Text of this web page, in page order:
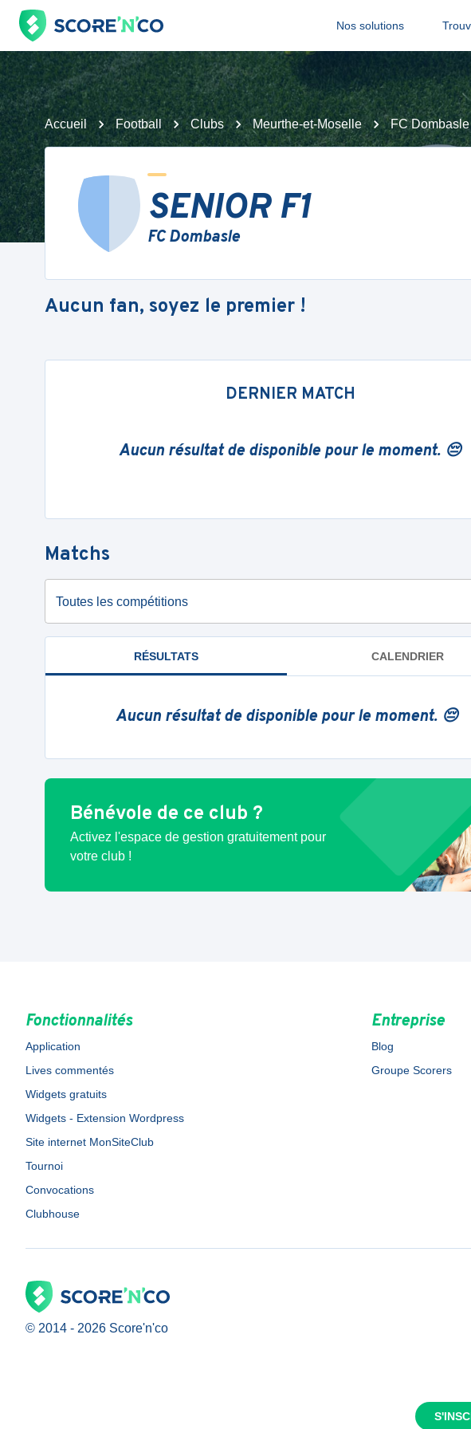
Nos solutions
Accueil Football Clubs Meurthe-et-Moselle FC Dombasle
SENIOR F1
FC Dombasle
Aucun fan, soyez le premier !
DERNIER MATCH
Aucun résultat de disponible pour le moment. 😔
Matchs
Toutes les compétitions
RÉSULTATS CALENDRIER
Aucun résultat de disponible pour le moment. 😔
Bénévole de ce club ?
Activez l'espace de gestion gratuitement pour
votre club !
Fonctionnalités
Application
Lives commentés
Widgets gratuits
Widgets - Extension Wordpress
Site internet MonSiteClub
Tournoi
Convocations
Clubhouse
Entreprise
Blog
Groupe Scorers
© 2014 - 2026 Score'n'co